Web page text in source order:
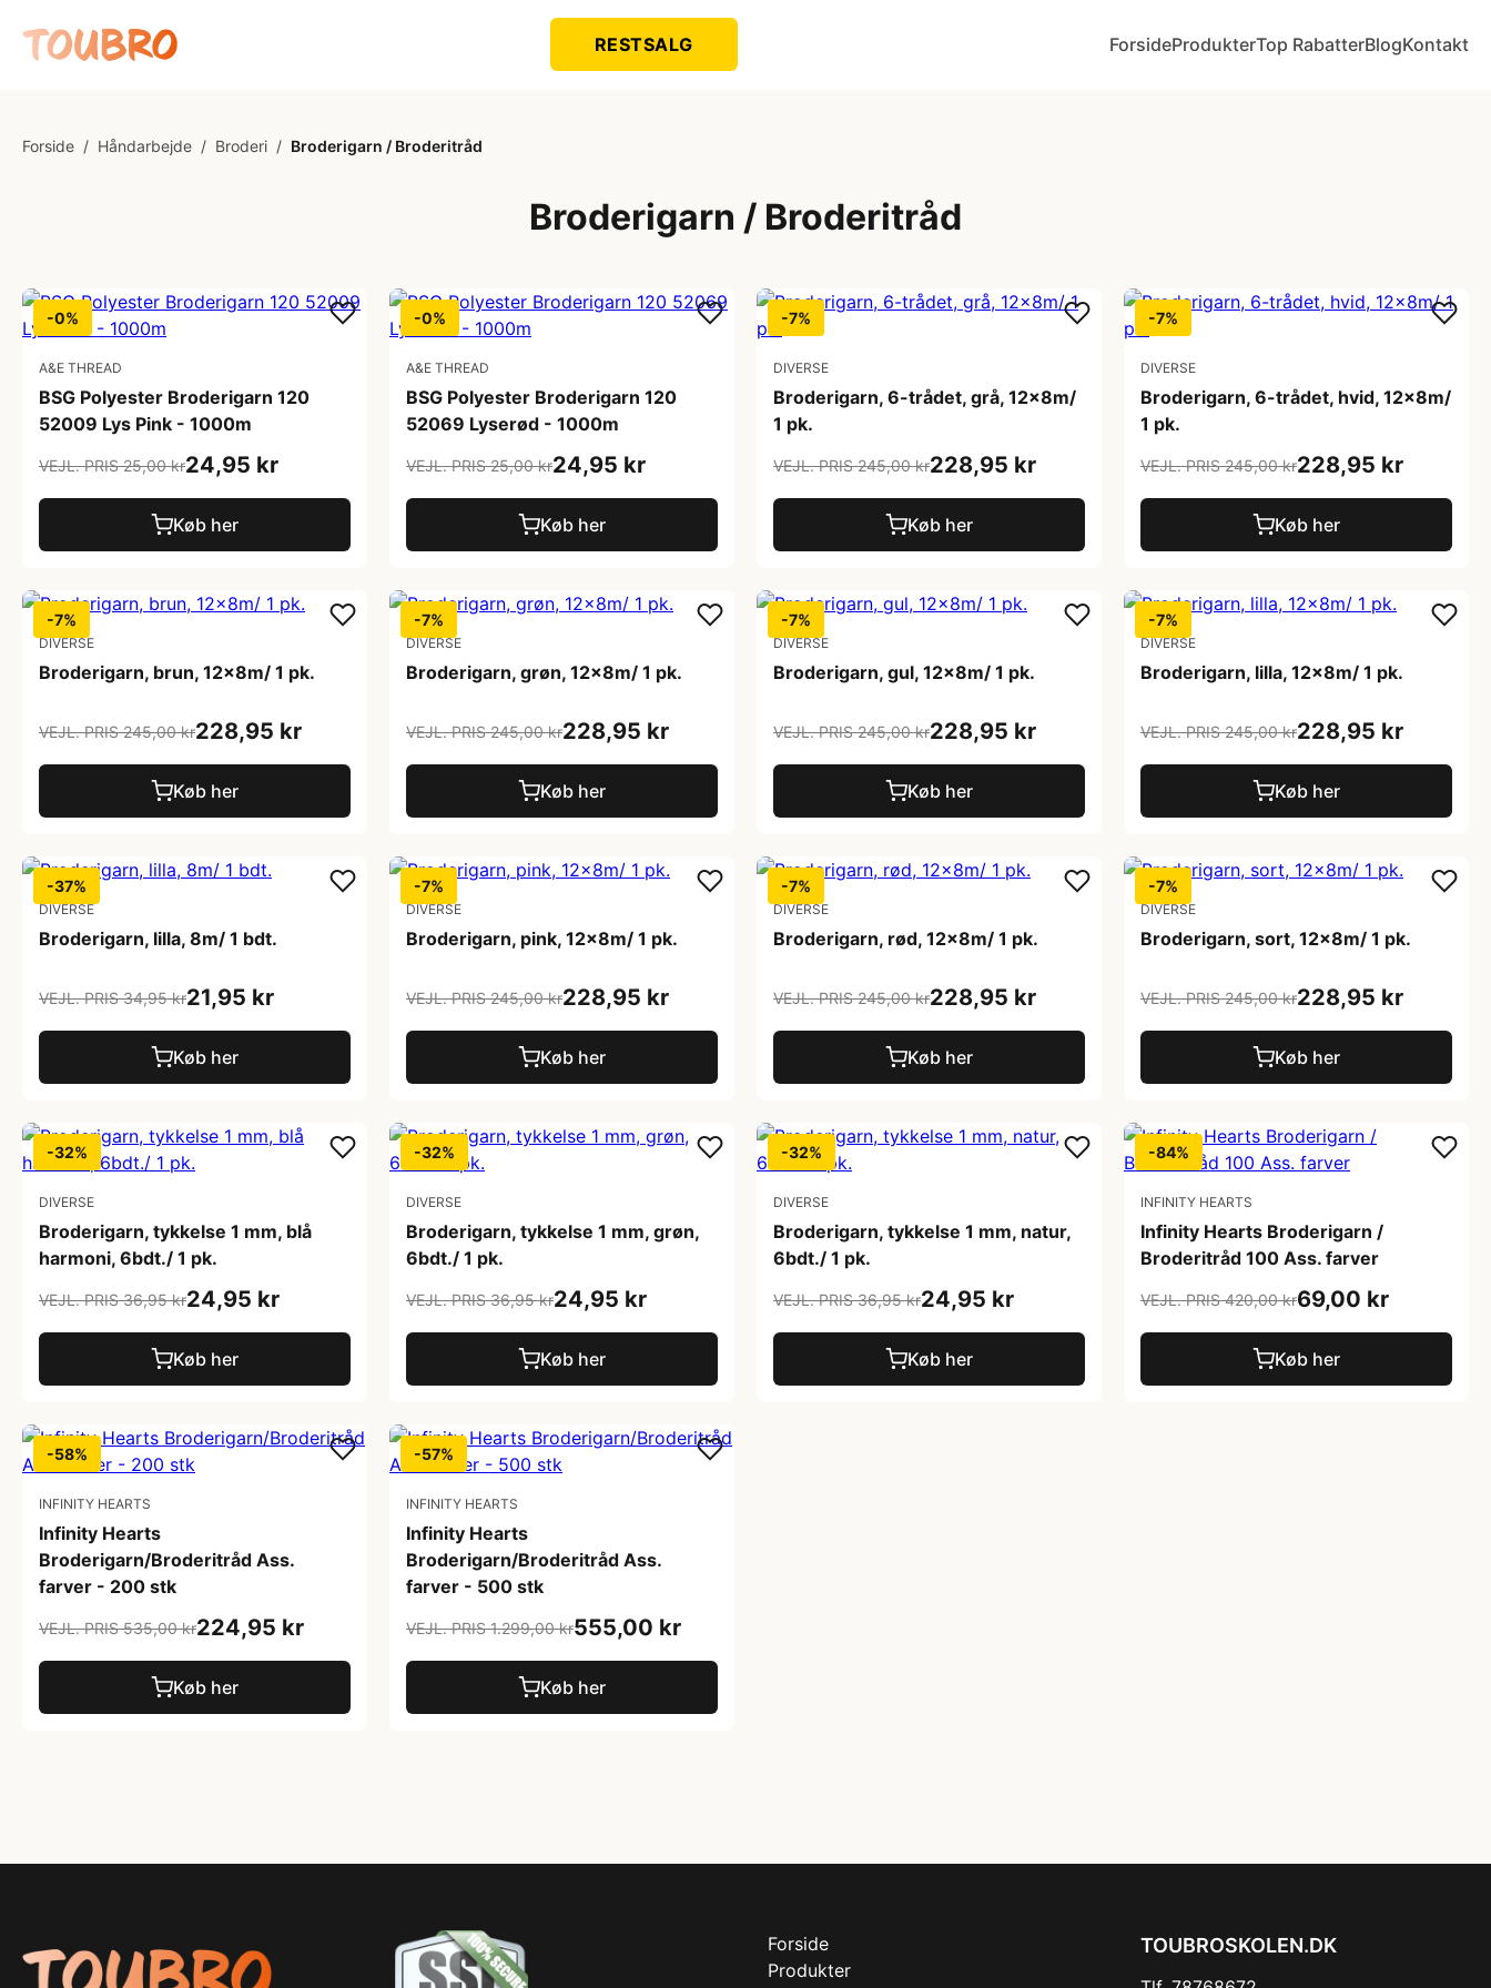
RESTSALG ForsideProdukterTop RabatterBlogKontakt
Forside / Håndarbejde / Broderi / Broderigarn / Broderitråd
Broderigarn / Broderitråd
-0%
A&E THREAD
BSG Polyester Broderigarn 120
52009 Lys Pink - 1000m
VEJL. PRIS 25,00 kr24,95 kr
Køb her
-0%
A&E THREAD
BSG Polyester Broderigarn 120
52069 Lyserød - 1000m
VEJL. PRIS 25,00 kr24,95 kr
Køb her
-7%
DIVERSE
Broderigarn, 6-trådet, grå, 12x8m/
1 pk.
VEJL. PRIS 245,00 kr228,95 kr
Køb her
-7%
DIVERSE
Broderigarn, 6-trådet, hvid, 12x8m/
1 pk.
VEJL. PRIS 245,00 kr228,95 kr
Køb her
-7%
DIVERSE
Broderigarn, brun, 12x8m/ 1 pk.
VEJL. PRIS 245,00 kr228,95 kr
Køb her
-7%
DIVERSE
Broderigarn, grøn, 12x8m/ 1 pk.
VEJL. PRIS 245,00 kr228,95 kr
Køb her
-7%
DIVERSE
Broderigarn, gul, 12x8m/ 1 pk.
VEJL. PRIS 245,00 kr228,95 kr
Køb her
-7%
DIVERSE
Broderigarn, lilla, 12x8m/ 1 pk.
VEJL. PRIS 245,00 kr228,95 kr
Køb her
-37%
DIVERSE
Broderigarn, lilla, 8m/ 1 bdt.
VEJL. PRIS 34,95 kr21,95 kr
Køb her
-7%
DIVERSE
Broderigarn, pink, 12x8m/ 1 pk.
VEJL. PRIS 245,00 kr228,95 kr
Køb her
-7%
DIVERSE
Broderigarn, rød, 12x8m/ 1 pk.
VEJL. PRIS 245,00 kr228,95 kr
Køb her
-7%
DIVERSE
Broderigarn, sort, 12x8m/ 1 pk.
VEJL. PRIS 245,00 kr228,95 kr
Køb her
-32%
DIVERSE
Broderigarn, tykkelse 1 mm, blå
harmoni, 6bdt./ 1 pk.
VEJL. PRIS 36,95 kr24,95 kr
Køb her
-32%
DIVERSE
Broderigarn, tykkelse 1 mm, grøn,
6bdt./ 1 pk.
VEJL. PRIS 36,95 kr24,95 kr
Køb her
-32%
DIVERSE
Broderigarn, tykkelse 1 mm, natur,
6bdt./ 1 pk.
VEJL. PRIS 36,95 kr24,95 kr
Køb her
-84%
INFINITY HEARTS
Infinity Hearts Broderigarn /
Broderitråd 100 Ass. farver
VEJL. PRIS 420,00 kr69,00 kr
Køb her
-58%
INFINITY HEARTS
Infinity Hearts
Broderigarn/Broderitråd Ass.
farver - 200 stk
VEJL. PRIS 535,00 kr224,95 kr
Køb her
-57%
INFINITY HEARTS
Infinity Hearts
Broderigarn/Broderitråd Ass.
farver - 500 stk
VEJL. PRIS 1.299,00 kr555,00 kr
Køb her
Forside
Produkter
TOUBROSKOLEN.DK